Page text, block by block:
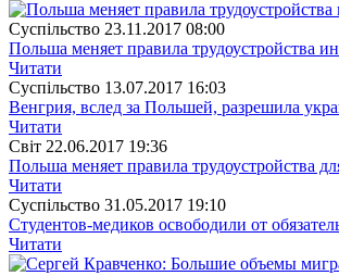
Суспiльство 23.11.2017 08:00
Польша меняет правила трудоустройства
Читати
Суспiльство 13.07.2017 16:03
Венгрия, вслед за Польшей, разрешила
Читати
Свiт 22.06.2017 19:36
Польша меняет правила трудоустройства
Читати
Суспiльство 31.05.2017 19:10
Студентов-медиков освободили от
Читати